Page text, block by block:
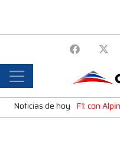
Noticias de hoy F1: con